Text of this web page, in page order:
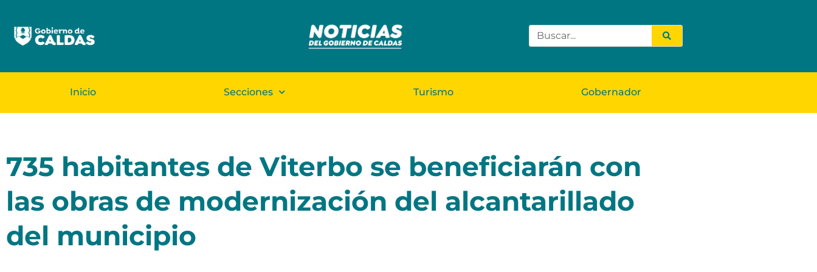
Inicio Secciones Turismo Gobernador
735 habitantes de Viterbo se beneficiarán con
las obras de modernización del alcantarillado
del municipio